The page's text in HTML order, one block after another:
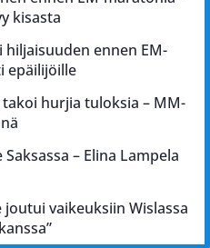
kisasta
ennen EM-
epäilijöille
hurjia tuloksia – MM-
– Elina Lampela
vaikeuksiin Wislassa